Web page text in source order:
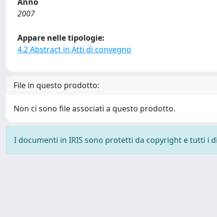
2007
Appare nelle tipologie:
4.2 Abstract in Atti di convegno
File in questo prodotto:
Non ci sono file associati a questo prodotto.
I documenti in IRIS sono protetti da copyright e tutti i